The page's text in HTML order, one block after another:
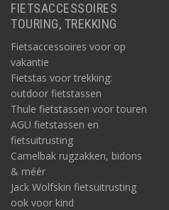
FIETSACCESSOIRES
TOURING, TREKKING
Fietsaccessoires voor op
vakantie
Fietstas voor trekking:
outdoor fietstassen
Thule fietstassen voor touren
AGU fietstassen en
fietsuitrusting
Camelbak rugzakken, bidons
& méér
Jack Wolfskin fietsuitrusting
ook voor kind